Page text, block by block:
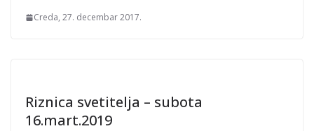
Creda, 27. decembar 2017.
Riznica svetitelja – subota
16.mart.2019